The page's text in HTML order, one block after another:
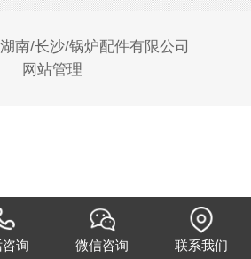
南/长沙/锅炉配件有限公司
网站管理
询 微信咨询 联系我们